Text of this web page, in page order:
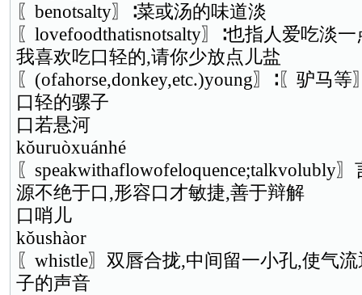
〖benotsalty〗∶菜或汤的味道淡
〖lovefoodthatisnotsalty〗∶也指人爱吃淡
我喜欢吃口轻的,请你少放点儿盐
〖(ofahorse,donkey,etc.)young〗∶〖驴马等
口轻的骡子
口若悬河
kǒuruòxuánhé
〖speakwithaflowofeloquence;talkvolubly
源不绝于口,形容口才敏捷,善于辩解
口哨儿
kǒushàor
〖whistle〗双唇合拢,中间留一小孔,使气
子的声音